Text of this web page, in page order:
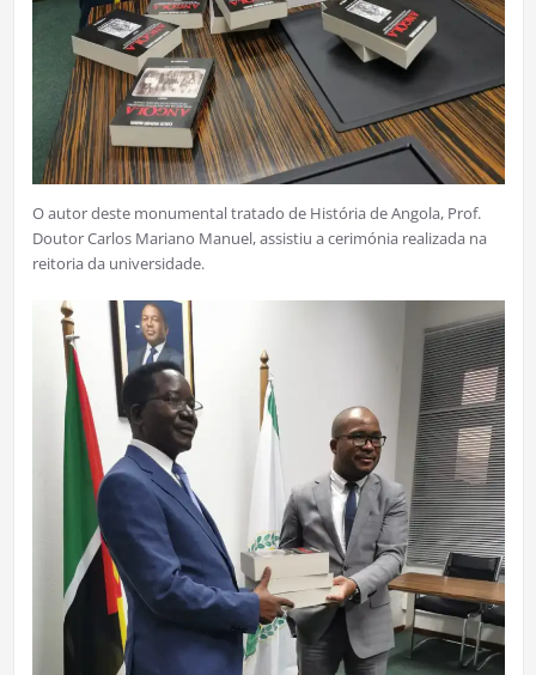
O autor deste monumental tratado de História de Angola, Prof.
Doutor Carlos Mariano Manuel, assistiu a cerimónia realizada na
reitoria da universidade.